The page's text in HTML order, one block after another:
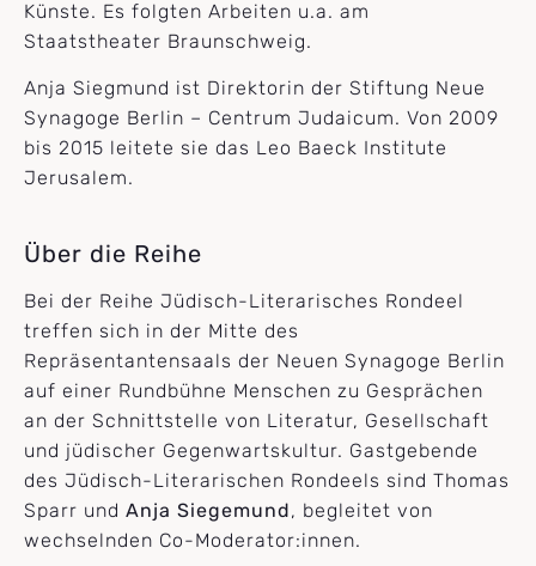
Künste. Es folgten Arbeiten u.a. am
Staatstheater Braunschweig.
Anja Siegmund ist Direktorin der Stiftung Neue
Synagoge Berlin – Centrum Judaicum. Von 2009
bis 2015 leitete sie das Leo Baeck Institute
Jerusalem.
Über die Reihe
Bei der Reihe Jüdisch-Literarisches Rondeel
treffen sich in der Mitte des
Repräsentantensaals der Neuen Synagoge Berlin
auf einer Rundbühne Menschen zu Gesprächen
an der Schnittstelle von Literatur, Gesellschaft
und jüdischer Gegenwartskultur. Gastgebende
des Jüdisch-Literarischen Rondeels sind Thomas
Sparr und Anja Siegemund, begleitet von
wechselnden Co-Moderator:innen.